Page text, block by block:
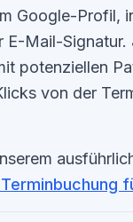
Google-Profil,
E-Mail-Signatur.
potenziellen
von der